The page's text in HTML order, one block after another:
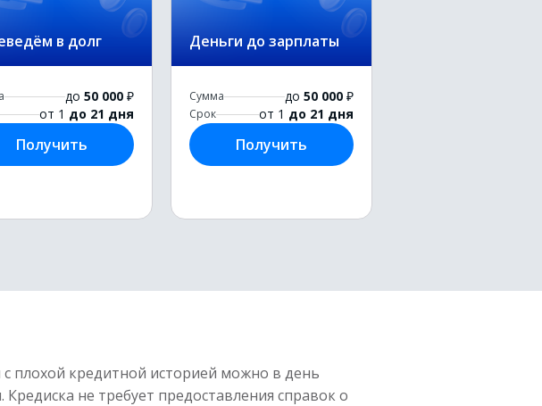
в долг
до 50 000 ₽
от 1 до 21 дня
Получить
Деньги до зарплаты
Сумма до 50 000 ₽
Срок от 1 до 21 дня
Получить
с плохой кредитной историей можно в день
не требует предоставления справок о